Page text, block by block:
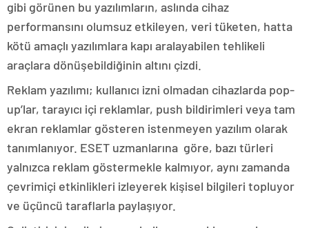
gibi görünen bu yazılımların, aslında cihaz
performansını olumsuz etkileyen, veri tüketen, hatta
kötü amaçlı yazılımlara kapı aralayabilen tehlikeli
araçlara dönüşebildiğinin altını çizdi.
Reklam yazılımı; kullanıcı izni olmadan cihazlarda pop-
up’lar, tarayıcı içi reklamlar, push bildirimleri veya tam
ekran reklamlar gösteren istenmeyen yazılım olarak
tanımlanıyor. ESET uzmanlarına göre, bazı türleri
yalnızca reklam göstermekle kalmıyor, aynı zamanda
çevrimiçi etkinlikleri izleyerek kişisel bilgileri topluyor
ve üçüncü taraflarla paylaşıyor.